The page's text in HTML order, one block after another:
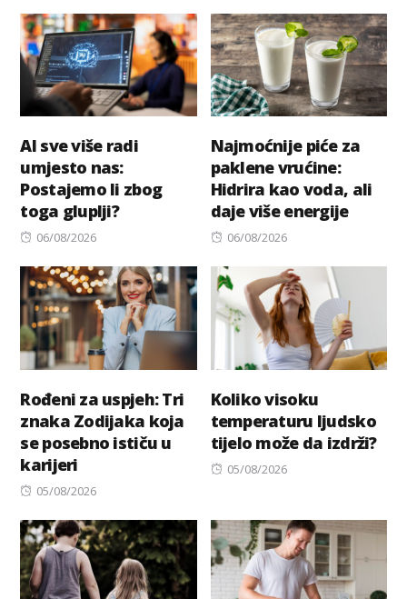
AI sve više radi
umjesto nas:
Postajemo li zbog
toga gluplji?
Posted
06/08/2026
Najmoćnije piće za
paklene vrućine:
Hidrira kao voda, ali
daje više energije
Posted
06/08/2026
Rođeni za uspjeh: Tri
znaka Zodijaka koja
se posebno ističu u
karijeri
Posted
05/08/2026
Koliko visoku
temperaturu ljudsko
tijelo može da izdrži?
Posted
05/08/2026